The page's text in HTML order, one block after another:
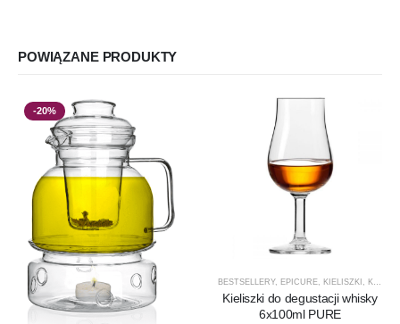
POWIĄZANE PRODUKTY
-20%
BESTSELLERY, EPICURE, KIELISZKI , KIELISZKI DO WHISKY
Kieliszki do degustacji whisky
6x100ml PURE